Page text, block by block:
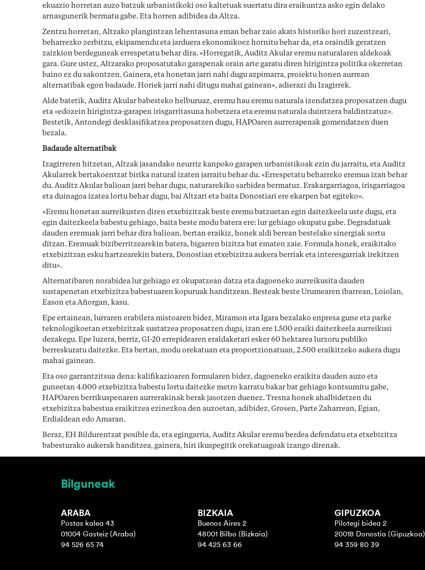
ekuazio horretan auzo batzuk urbanistikoki oso kaltetuak suertatu dira eraikuntza asko egin delako
arnasgunerik bermatu gabe. Eta horren adibidea da Altza.
Zentzu horretan, Altzako plangintzan lehentasuna eman behar zaio akats historiko hori zuzentzeari,
beharrezko zerbitzu, ekipamendu eta jarduera ekonomikoez hornitu behar da, eta oraindik geratzen
zaizkion berdeguneak errespetatu behar dira. «Horregatik, Auditz Akular eremu naturalaren aldekoak
gara. Gure ustez, Altzarako proposatutako garapenak orain arte garatu diren hirigintza politika okerretan
baino ez du sakontzen. Gainera, eta honetan jarri nahi dugu azpimarra, proiektu honen aurrean
alternatibak egon badaude. Horiek jarri nahi ditugu mahai gainean», adierazi du Izagirrek.
Alde batetik, Auditz Akular babesteko helburuaz, eremu hau eremu naturala izendatzea proposatzen dugu
eta «edozein hirigintza-garapen irisgarritasuna hobetzera eta eremu naturala duintzera baldintzatuz».
Bestetik, Antondegi desklasifikatzea proposatzen dugu, HAPOaren aurrerapenak gomendatzen duen
bezala.
Badaude alternatibak
Izagirreren hitzetan, Altzak jasandako neurriz kanpoko garapen urbanistikoak ezin du jarraitu, eta Auditz
Akularrek bertakoentzat birika natural izaten jarraitu behar du. «Errespetatu beharreko eremua izan behar
du. Auditz Akular balioan jarri behar dugu, naturarekiko sarbidea bermatuz. Erakargarriagoa, irisgarriagoa
eta duinagoa izatea lortu behar dugu, bai Altzari eta baita Donostiari ere ekarpen bat egiteko».
«Eremu honetan aurreikusten diren etxebizitzak beste eremu batzuetan egin daitezkeela uste dugu, eta
egin daitezkeela babestu gehiago, baita beste modu batera ere: lur gehiago okupatu gabe. Degradatuak
dauden eremuak jarri behar dira balioan, bertan eraikiz, honek aldi berean bestelako sinergiak sortu
ditzan. Eremuak biziberritzearekin batera, bigarren bizitza bat ematen zaie. Formula honek, eraikitako
etxebizitzan esku hartzearekin batera, Donostian etxebizitza aukera berriak eta interesgarriak irekitzen
ditu».
Alternatibaren norabidea lur gehiago ez okupatzean datza eta dagoeneko aurreikusita dauden
sustapenetan etxebizitza babestuaren kopuruak handitzean. Besteak beste Urumearen ibarrean, Loiolan,
Eason eta Añorgan, kasu.
Epe ertainean, lurraren erabilera mistoaren bidez, Miramon eta Igara bezalako enpresa gune eta parke
teknologikoetan etxebizitzak sustatzea proposatzen dugu, izan ere 1.500 eraiki daitezkeela aurreikusi
dezakegu. Epe luzera, berriz, GI-20 errepidearen eraldaketari esker 60 hektarea lurzoru publiko
berreskuratu daitezke. Eta bertan, modu orekatuan eta proportzionatuan, 2.500 eraikitzeko aukera dugu
mahai gainean.
Eta oso garrantzitsua dena: kalifikazioaren formularen bidez, dagoeneko eraikita dauden auzo eta
guneetan 4.000 etxebizitza babestu lortu daitezke metro karratu bakar bat gehiago kontsumitu gabe,
HAPOaren berrikuspenaren aurrerakinak berak jasotzen duenez. Tresna honek ahalbidetzen du
etxebizitza babestua eraikitzea ezinezkoa den auzoetan, adibidez, Grosen, Parte Zaharrean, Egian,
Erdialdean edo Amaran.
Beraz, EH Bildurentzat posible da, eta egingarria, Auditz Akular eremu berdea defendatu eta etxebizitza
babesturako aukerak handitzea, gainera, hiri ikuspegitik orekatuagoak izango direnak.
Bilguneak
ARABA
Postas kalea 43
01004 Gasteiz (Araba)
94 526 65 74
BIZKAIA
Buenos Aires 2
48001 Bilbo (Bizkaia)
94 425 63 66
GIPUZKOA
Pilotegi bidea 2
20018 Donostia (Gipuzkoa)
94 359 80 39